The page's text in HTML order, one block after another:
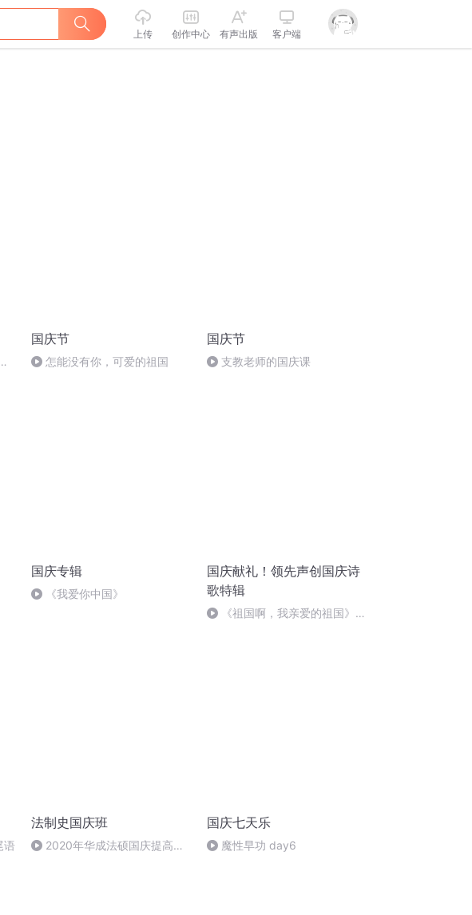
上传 创作中心 有声出版 客户端
国庆节
怎能没有你，可爱的祖国
国庆节
支教老师的国庆课
国庆专辑
《我爱你中国》
国庆献礼！领先声创国庆诗
歌特辑
《祖国啊，我亲爱的祖国》温
语
法制史国庆班
2020年华成法硕国庆提高班
国庆七天乐
魔性早功 day6